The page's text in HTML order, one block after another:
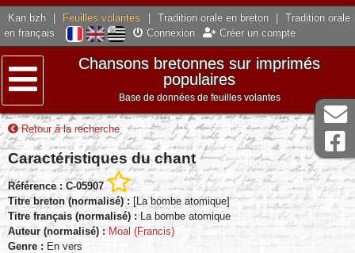
Kan.bzh Feuilles volantes Tradition orale en breton
Tradition orale
en français
Connexion Créer un compte
Menu
Chansons bretonnes sur imprimés
populaires
Base de données de feuilles volantes
Retour à la recherche
Caractéristiques du chant
Référence : C-05907
Titre breton (normalisé) :[La bombe atomique]
Titre français (normalisé) :La bombe atomique
Auteur (normalisé) : Moal (Francis)
Genre : En vers